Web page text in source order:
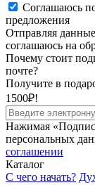
Соглашаюсь
предложения
Отправляя
соглашаюсь на
Почему стоит
почте?
Получите в
1500₽!
Нажимая
персональных
соглашении
Каталог
С чего начать?